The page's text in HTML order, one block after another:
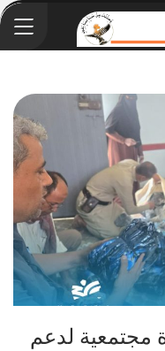
مجتمعية لدعم